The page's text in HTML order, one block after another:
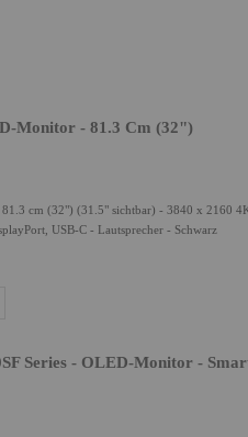
Monitor - 81.3 Cm (32")
cm (32") (31.5" sichtbar) - 3840 x 2160
USB-C - Lautsprecher - Schwarz
Series - OLED-Monitor -